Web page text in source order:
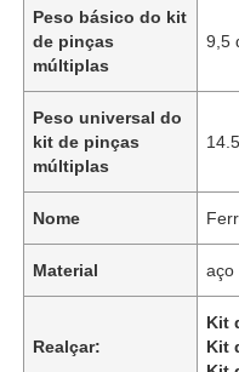
Peso básico do kit
de pinças
múltiplas
9,5
Peso universal do
kit de pinças
múltiplas
Nome
Material aço
Realçar:
Kit
Kit